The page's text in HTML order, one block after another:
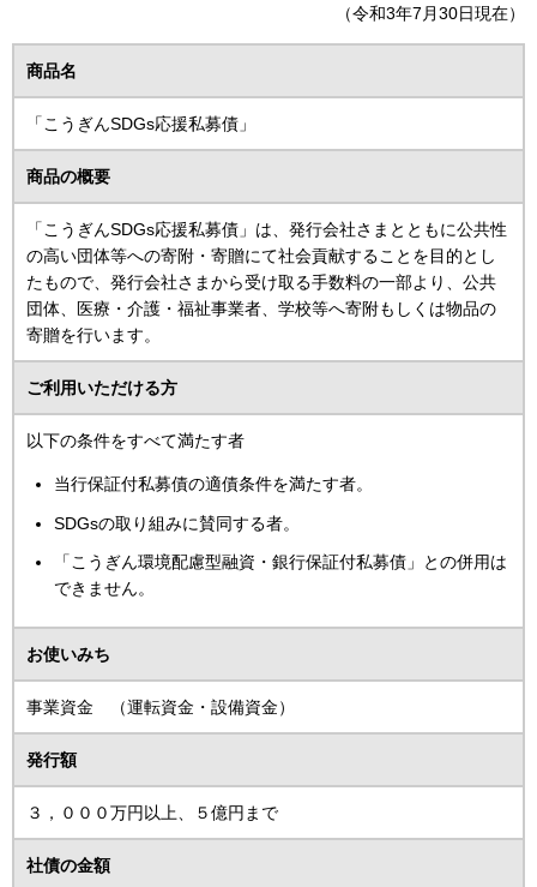
（令和3年7月30日現在）
商品名
「こうぎんSDGs応援私募債」
商品の概要
「こうぎんSDGs応援私募債」は、発行会社さまとともに公共性
の高い団体等への寄附・寄贈にて社会貢献することを目的とし
たもので、発行会社さまから受け取る手数料の一部より、公共
団体、医療・介護・福祉事業者、学校等へ寄附もしくは物品の
寄贈を行います。
ご利用いただける方
以下の条件をすべて満たす者
当行保証付私募債の適債条件を満たす者。
SDGsの取り組みに賛同する者。
「こうぎん環境配慮型融資・銀行保証付私募債」との併用は
できません。
お使いみち
事業資金 （運転資金・設備資金）
発行額
３，０００万円以上、５億円まで
社債の金額